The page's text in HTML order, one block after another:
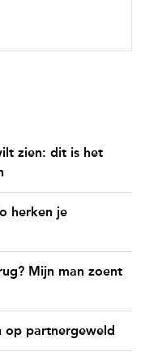
zien: dit is het
herken je
Mijn man zoent
op partnergeweld